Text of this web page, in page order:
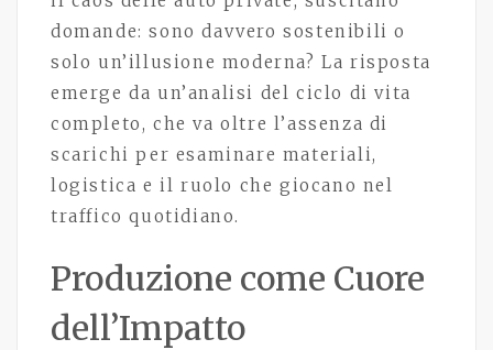
domande: sono davvero sostenibili o
solo un’illusione moderna? La risposta
emerge da un’analisi del ciclo di vita
completo, che va oltre l’assenza di
scarichi per esaminare materiali,
logistica e il ruolo che giocano nel
traffico quotidiano.
Produzione come Cuore
dell’Impatto